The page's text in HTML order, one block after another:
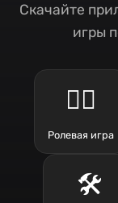
Скачайте
игры
🧙‍♂️
Ролевая игра
🛠️